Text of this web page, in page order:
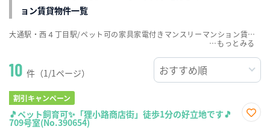
ョン賃貸物件一覧
10 件（1/1ページ）
割引キャンペーン
🎵ペット飼育可✨「狸小路商店街」徒歩1分の好立地です🎵
709号室(No.390654)
大通駅・西４丁目駅/ペット可の家具家電付きマンスリーマンション賃貸物件一覧を掲載中。敷金・礼金無料、家具・家電付をご紹介。こだわり条件での絞込みも簡単！
…